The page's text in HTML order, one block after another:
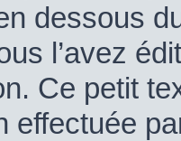
dessous
l’avez
Ce petit
effectuée